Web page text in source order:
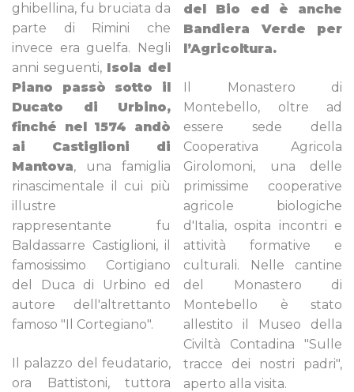
ghibellina, fu bruciata da
parte di Rimini che
invece era guelfa. Negli
anni seguenti, Isola del
Piano passò sotto il
Ducato di Urbino,
finché nel 1574 andò
ai Castiglioni di
Mantova, una famiglia
rinascimentale il cui più
illustre
rappresentante fu
Baldassarre Castiglioni, il
famosissimo Cortigiano
del Duca di Urbino ed
autore dell'altrettanto
famoso "Il Cortegiano".
Il palazzo del feudatario,
ora Battistoni, tuttora
del Bio ed è anche
Bandiera Verde per
l’Agricoltura.
Il Monastero di
Montebello, oltre ad
essere sede della
Cooperativa Agricola
Girolomoni, una delle
primissime cooperative
agricole biologiche
d'Italia, ospita incontri e
attività formative e
culturali. Nelle cantine
del Monastero di
Montebello è stato
allestito il Museo della
Civiltà Contadina "Sulle
tracce dei nostri padri",
aperto alla visita.